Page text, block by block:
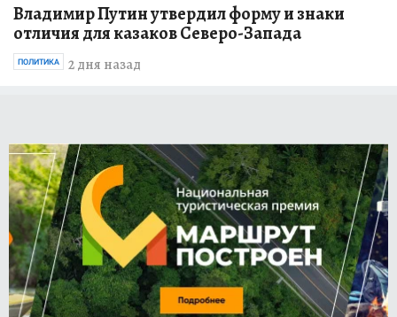
Владимир Путин утвердил форму и знаки
отличия для казаков Северо-Запада
2 дня назад
ПОЛИТИКА